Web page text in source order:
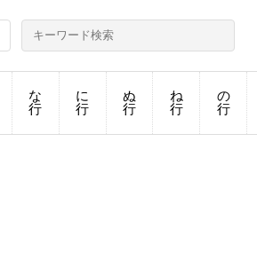
な
行
に
行
ぬ
行
ね
行
の
行